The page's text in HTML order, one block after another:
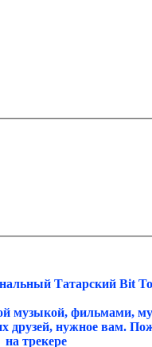
Татарский Bit
музыкой, фильмами,
друзей, нужное вам.
на трекере